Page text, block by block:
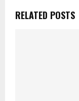
RELATED POSTS